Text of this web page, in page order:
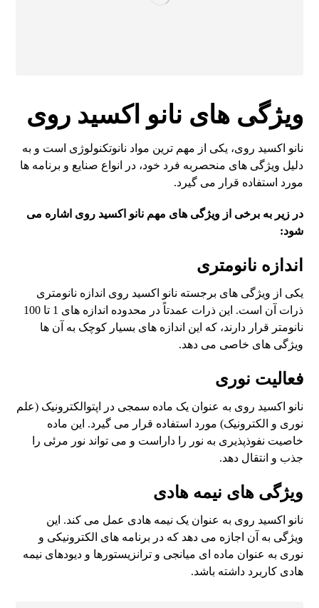
ویژگی های نانو اکسید روی
نانو اکسید روی، یکی از مهم ترین مواد نانوتکنولوژی است و به
دلیل ویژگی های منحصربه فرد خود، در انواع صنایع و برنامه ها
مورد استفاده قرار می گیرد.
در زیر به برخی از ویژگی های مهم نانو اکسید روی اشاره می
شود:
اندازه نانومتری
یکی از ویژگی های برجسته نانو اکسید روی اندازه نانومتری
ذرات آن است. این ذرات عمدتاً در محدوده اندازه های 1 تا 100
نانومتر قرار دارند، که این اندازه های بسیار کوچک به آن ها
ویژگی های خاصی می دهد.
فعالیت نوری
نانو اکسید روی به عنوان یک ماده سمجی در اپتوالکترونیک (علم
نوری و الکترونیک) مورد استفاده قرار می گیرد. این ماده
خاصیت نفوذپذیری به نور را داراست و می تواند نور مرئی را
جذب و انتقال دهد.
ویژگی های نیمه هادی
نانو اکسید روی به عنوان یک نیمه هادی عمل می کند. این
ویژگی به آن اجازه می دهد که در برنامه های الکترونیکی و
نوری به عنوان ماده ای میانجی و ترانزیستورها و دیودهای نیمه
هادی کاربرد داشته باشد.